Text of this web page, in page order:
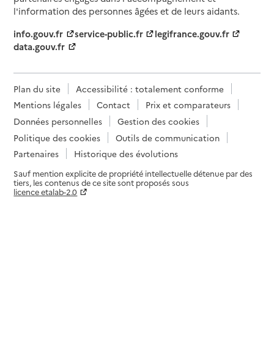
l'information des personnes âgées et de leurs aidants.
info.gouv.fr
service-public.fr
legifrance.gouv.fr
data.gouv.fr
Plan du site
Accessibilité : totalement conforme
Mentions légales
Contact
Prix et comparateurs
Données personnelles
Gestion des cookies
Politique des cookies
Outils de communication
Partenaires
Historique des évolutions
Sauf mention explicite de propriété intellectuelle détenue par des
tiers, les contenus de ce site sont proposés sous
licence etalab-2.0